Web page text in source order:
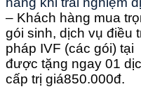
– Khách hàng mua
gói sinh, dịch vụ điều
pháp IVF (các gói)
được tặng ngay 01
cấp trị giá850.000đ.